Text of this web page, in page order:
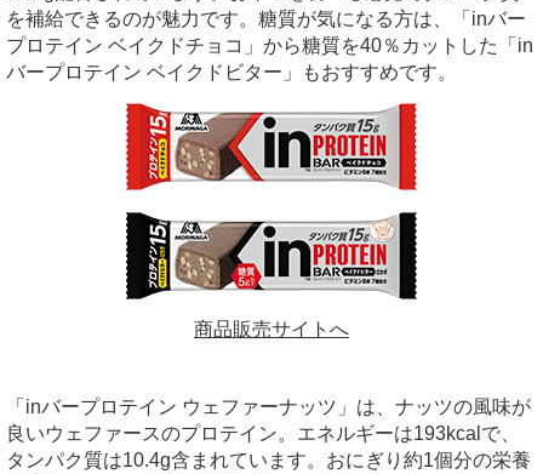
を補給できるのが魅力です。糖質が気になる方は、「inバー
プロテイン ベイクドチョコ」から糖質を40％カットした「in
バープロテイン ベイクドビター」もおすすめです。
商品販売サイトへ
「inバープロテイン ウェファーナッツ」は、ナッツの風味が
良いウェファースのプロテイン。エネルギーは193kcalで、
タンパク質は10.4g含まれています。おにぎり約1個分の栄養